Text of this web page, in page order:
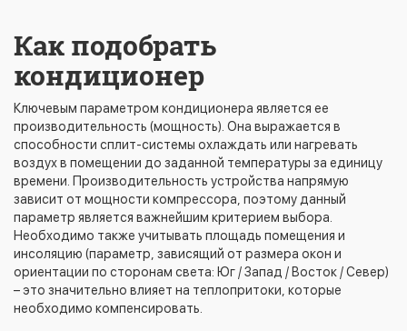
Как подобрать
кондиционер
Ключевым параметром кондиционера является ее
производительность (мощность). Она выражается в
способности сплит-системы охлаждать или нагревать
воздух в помещении до заданной температуры за единицу
времени. Производительность устройства напрямую
зависит от мощности компрессора, поэтому данный
параметр является важнейшим критерием выбора.
Необходимо также учитывать площадь помещения и
инсоляцию (параметр, зависящий от размера окон и
ориентации по сторонам света: Юг / Запад / Восток / Север)
– это значительно влияет на теплопритоки, которые
необходимо компенсировать.